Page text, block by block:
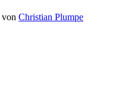
von Christian Plumpe